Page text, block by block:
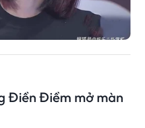
Điền Điềm mở màn